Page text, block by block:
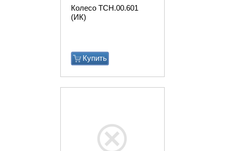
Колесо ТСН.00.601
(ИК)
Купить